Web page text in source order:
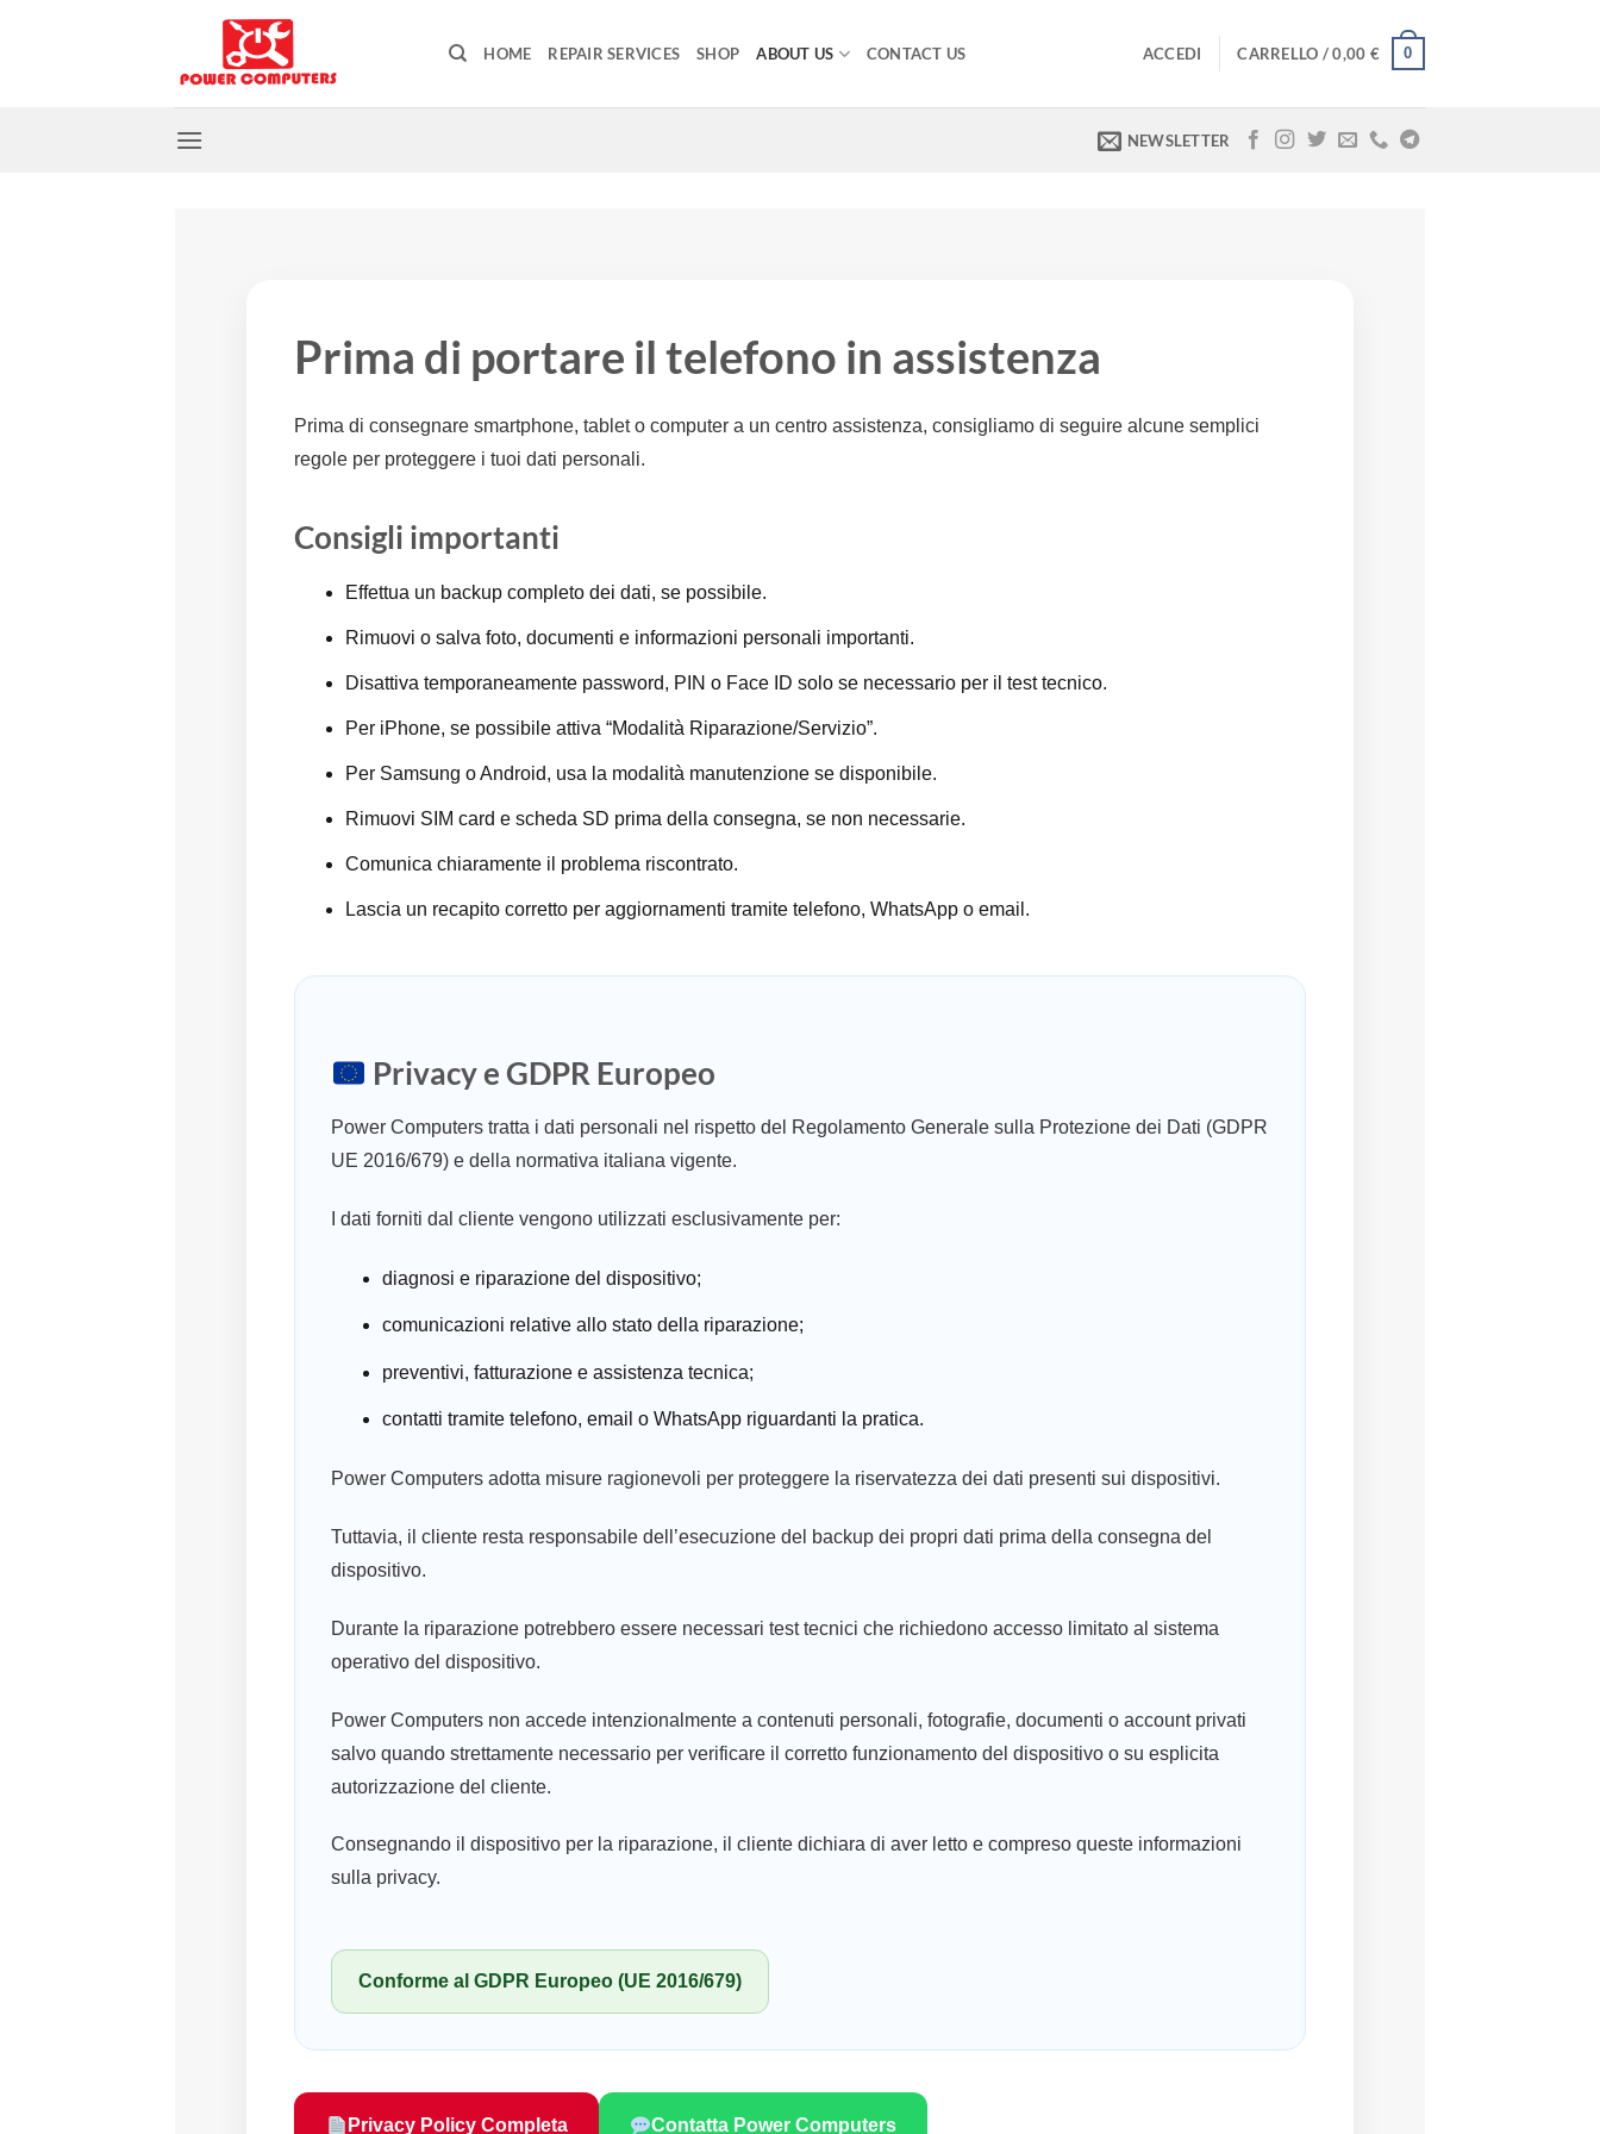
HOME REPAIR SERVICES SHOP ABOUT US CONTACT US ACCEDI CARRELLO /0,00 € 0
NEWSLETTER
Prima di portare il telefono in assistenza
Prima di consegnare smartphone, tablet o computer a un centro assistenza, consigliamo di seguire alcune semplici
regole per proteggere i tuoi dati personali.
Consigli importanti
Effettua un backup completo dei dati, se possibile.
Rimuovi o salva foto, documenti e informazioni personali importanti.
Disattiva temporaneamente password, PIN o Face ID solo se necessario per il test tecnico.
Per iPhone, se possibile attiva “Modalità Riparazione/Servizio”.
Per Samsung o Android, usa la modalità manutenzione se disponibile.
Rimuovi SIM card e scheda SD prima della consegna, se non necessarie.
Comunica chiaramente il problema riscontrato.
Lascia un recapito corretto per aggiornamenti tramite telefono, WhatsApp o email.
Privacy e GDPR Europeo
Power Computers tratta i dati personali nel rispetto del Regolamento Generale sulla Protezione dei Dati (GDPR
UE 2016/679) e della normativa italiana vigente.
I dati forniti dal cliente vengono utilizzati esclusivamente per:
diagnosi e riparazione del dispositivo;
comunicazioni relative allo stato della riparazione;
preventivi, fatturazione e assistenza tecnica;
contatti tramite telefono, email o WhatsApp riguardanti la pratica.
Power Computers adotta misure ragionevoli per proteggere la riservatezza dei dati presenti sui dispositivi.
Tuttavia, il cliente resta responsabile dell’esecuzione del backup dei propri dati prima della consegna del
dispositivo.
Durante la riparazione potrebbero essere necessari test tecnici che richiedono accesso limitato al sistema
operativo del dispositivo.
Power Computers non accede intenzionalmente a contenuti personali, fotografie, documenti o account privati
salvo quando strettamente necessario per verificare il corretto funzionamento del dispositivo o su esplicita
autorizzazione del cliente.
Consegnando il dispositivo per la riparazione, il cliente dichiara di aver letto e compreso queste informazioni
sulla privacy.
Conforme al GDPR Europeo (UE 2016/679)
Privacy Policy Completa Contatta Power Computers